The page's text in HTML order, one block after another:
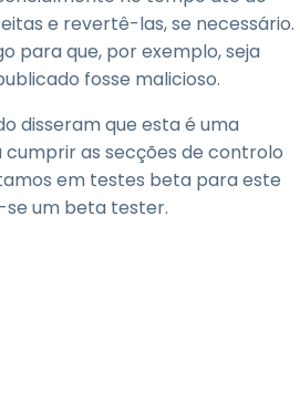
e revertê-las, se necessário.
para que, por exemplo, seja
fosse malicioso.
disseram que esta é uma
as secções de controlo
em testes beta para este
um beta tester.